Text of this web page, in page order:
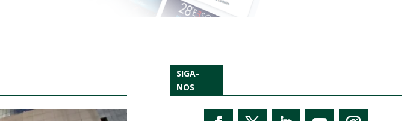
SIGA-
NOS